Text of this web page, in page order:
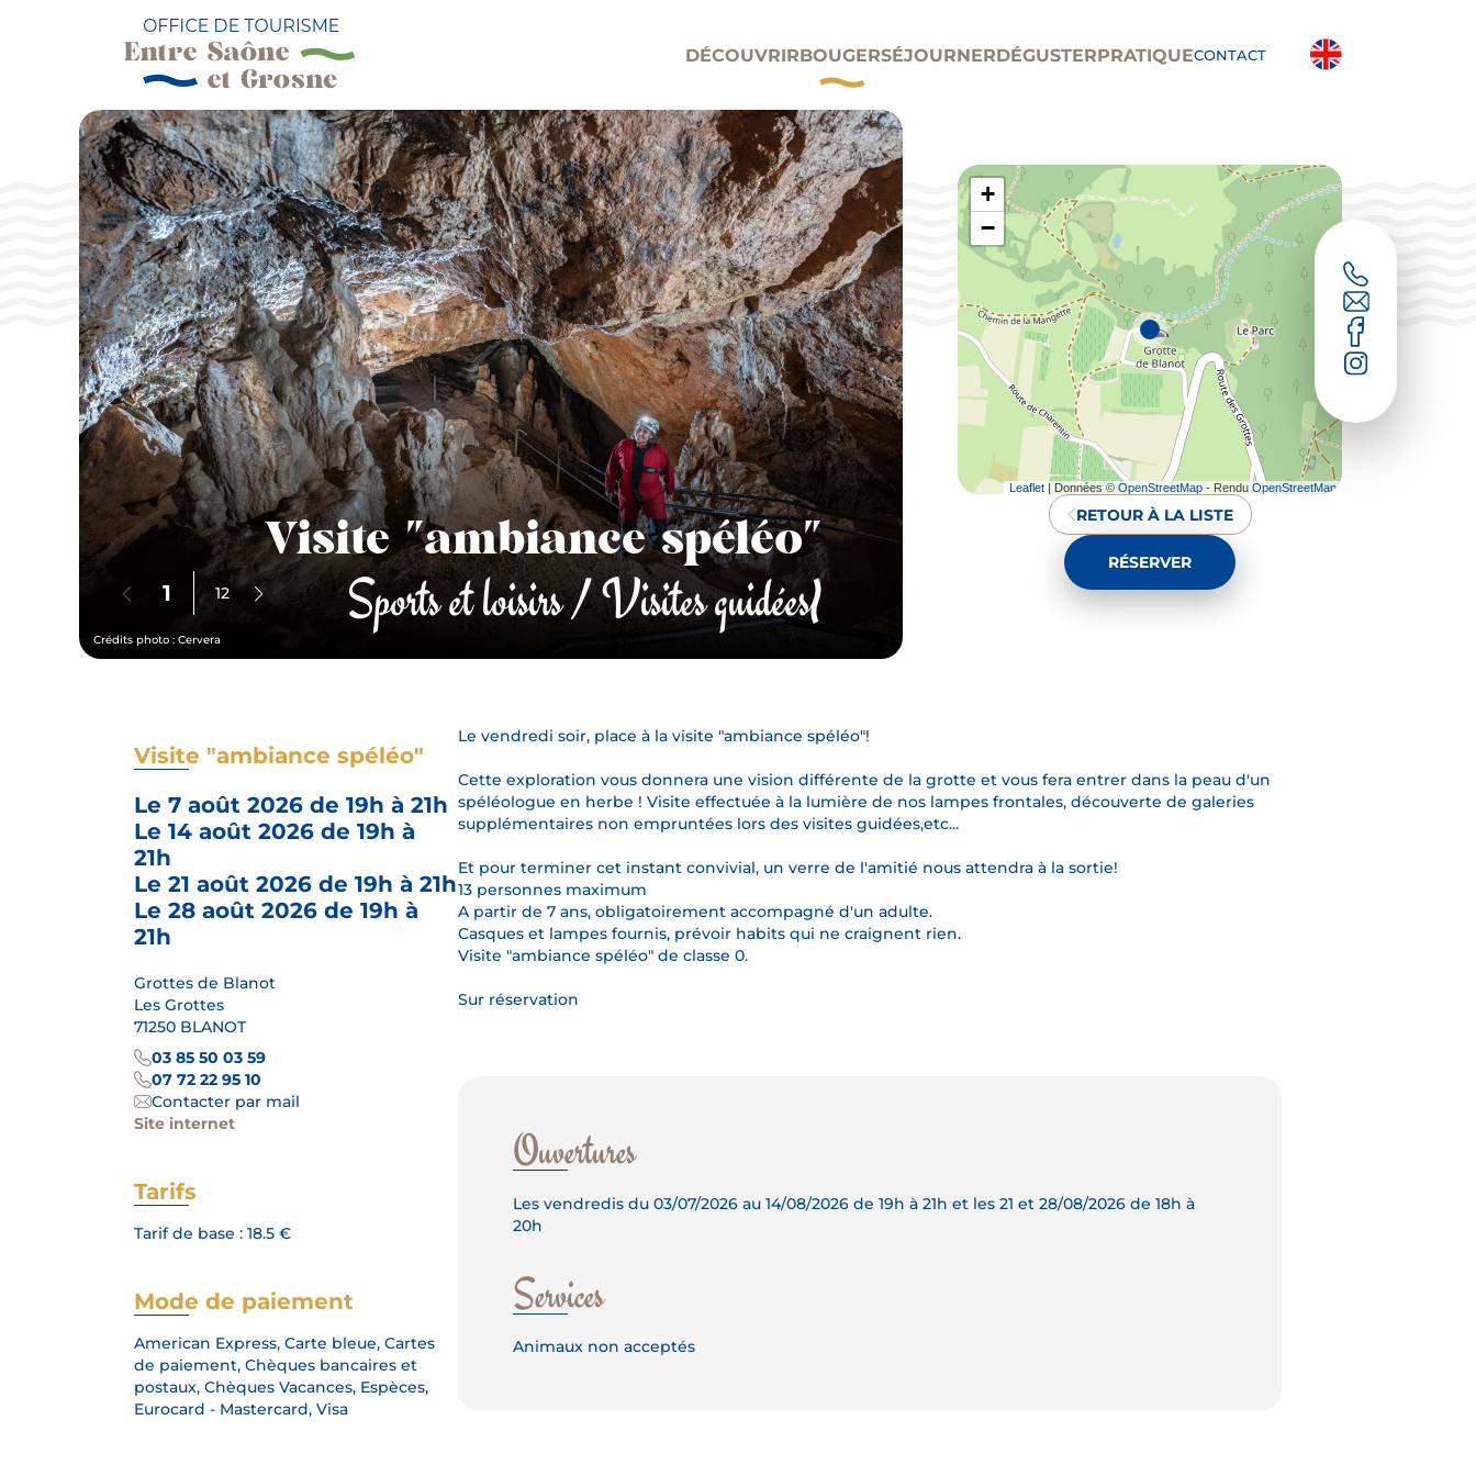
DÉCOUVRIRBOUGERSÉJOURNERDÉGUSTERPRATIQUECONTACT
Crédits photo : Cervera
Visite "ambiance spéléo"
Sports et loisirs / Visites guidées
1 12
+
−
Leaflet | Données © OpenStreetMap - Rendu OpenStreetMap
RETOUR À LA LISTE
RÉSERVER
Le vendredi soir, place à la visite "ambiance spéléo"!
Cette exploration vous donnera une vision différente de la grotte et vous fera entrer dans la peau d'un
spéléologue en herbe ! Visite effectuée à la lumière de nos lampes frontales, découverte de galeries
supplémentaires non empruntées lors des visites guidées,etc...
Et pour terminer cet instant convivial, un verre de l'amitié nous attendra à la sortie!
13 personnes maximum
A partir de 7 ans, obligatoirement accompagné d'un adulte.
Casques et lampes fournis, prévoir habits qui ne craignent rien.
Visite "ambiance spéléo" de classe 0.
Sur réservation
Ouvertures
Les vendredis du 03/07/2026 au 14/08/2026 de 19h à 21h et les 21 et 28/08/2026 de 18h à
20h
Services
Animaux non acceptés
Visite "ambiance spéléo"
Le 7 août 2026 de 19h à 21h
Le 14 août 2026 de 19h à
21h
Le 21 août 2026 de 19h à 21h
Le 28 août 2026 de 19h à
21h
Grottes de Blanot
Les Grottes
71250 BLANOT
03 85 50 03 59
07 72 22 95 10
Contacter par mail
Site internet
Tarifs
Tarif de base : 18.5 €
Mode de paiement
American Express, Carte bleue, Cartes
de paiement, Chèques bancaires et
postaux, Chèques Vacances, Espèces,
Eurocard - Mastercard, Visa